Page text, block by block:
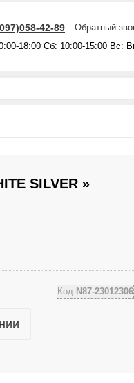
42-89
Обратный
18:00 Сб: 10:00-15:00 Вс:
SILVER »
Код N87-23012306